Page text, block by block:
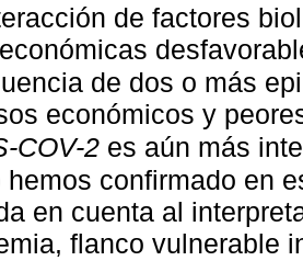
de factores
de dos o más
económicos y
COV-2 es aún más
hemos confirmado en
en cuenta al
flanco vulnerable